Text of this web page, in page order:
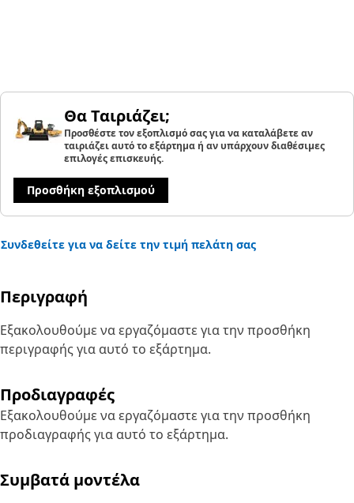
Θα Ταιριάζει;
Προσθέστε τον εξοπλισμό σας για να καταλάβετε αν
ταιριάζει αυτό το εξάρτημα ή αν υπάρχουν διαθέσιμες
επιλογές επισκευής.
Προσθήκη εξοπλισμού
Συνδεθείτε για να δείτε την τιμή πελάτη σας
Περιγραφή
Εξακολουθούμε να εργαζόμαστε για την προσθήκη
περιγραφής για αυτό το εξάρτημα.
Προδιαγραφές
Εξακολουθούμε να εργαζόμαστε για την προσθήκη
προδιαγραφής για αυτό το εξάρτημα.
Συμβατά μοντέλα